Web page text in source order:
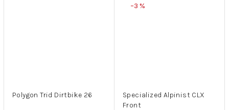
Polygon Trid Dirtbike 26
–3 %
Specialized Alpinist CLX
Front